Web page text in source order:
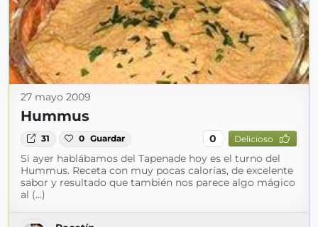
27 mayo 2009
Hummus
31 0 Guardar 0 Delicioso
Si ayer hablábamos del Tapenade hoy es el turno del
Hummus. Receta con muy pocas calorías, de excelente
sabor y resultado que también nos parece algo mágico
al (...)